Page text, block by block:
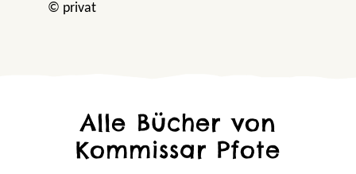
© privat
Alle Bücher von
Kommissar Pfote